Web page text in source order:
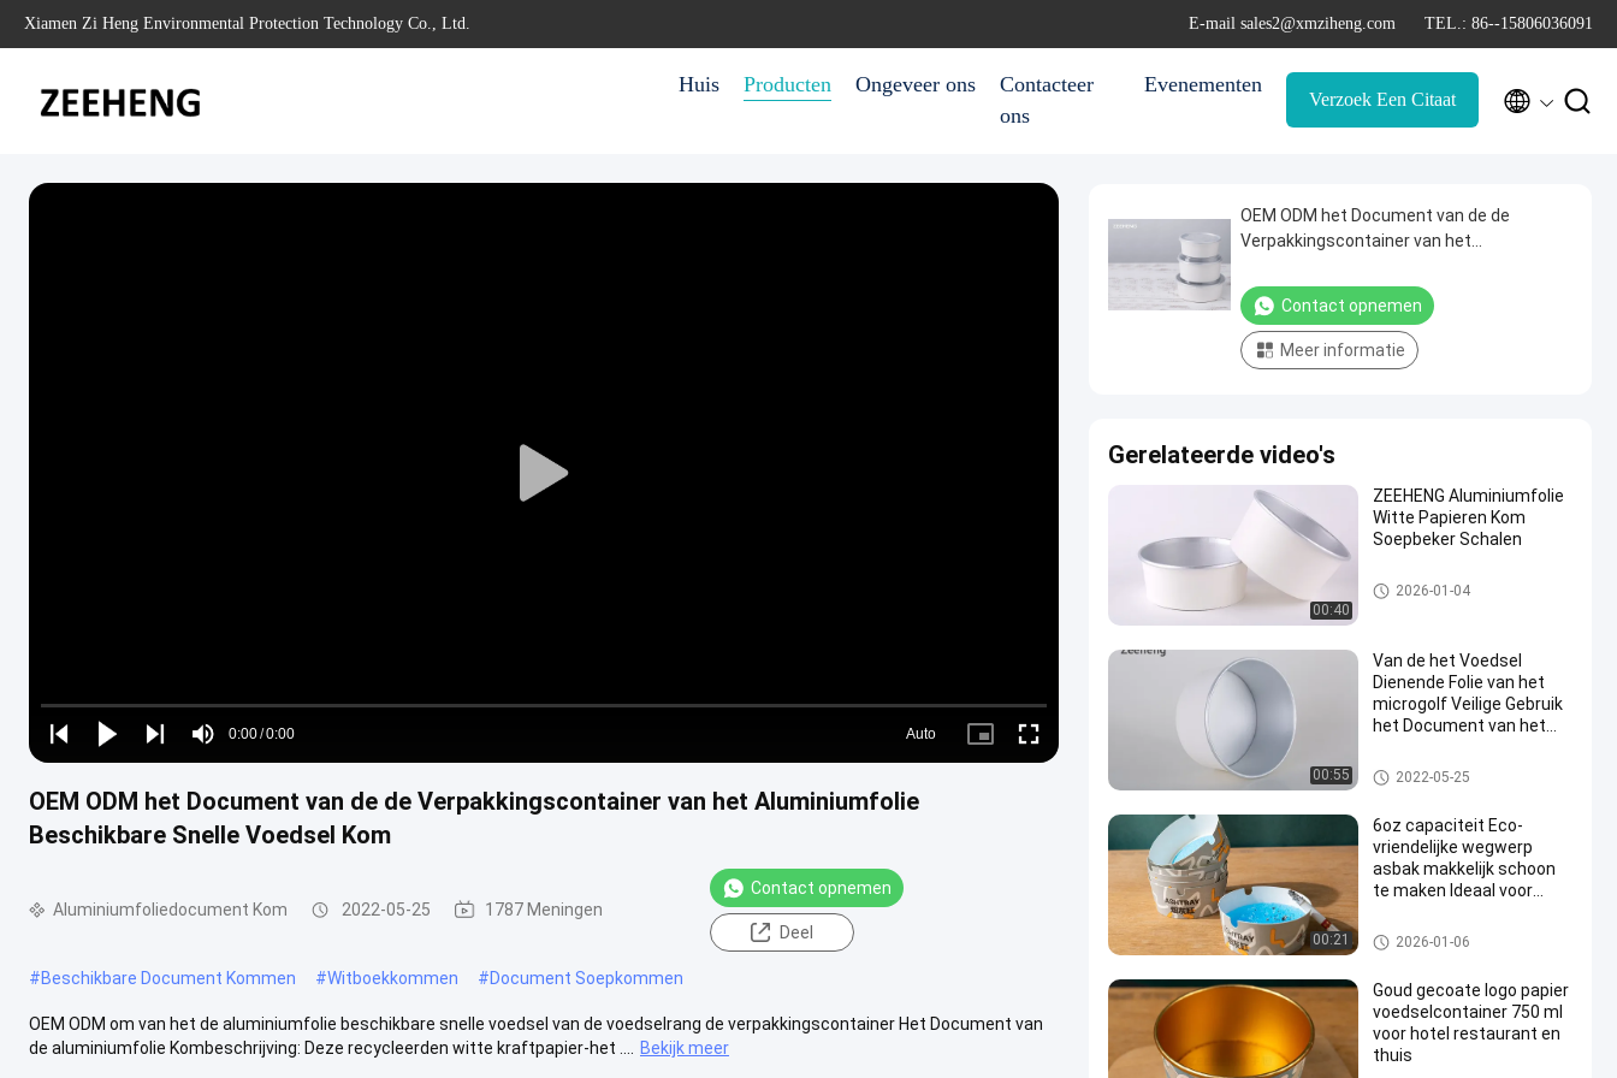
Xiamen Zi Heng Environmental Protection Technology Co., Ltd. E-mail sales2@xmziheng.com TEL.: 86--15806036091
Huis Producten Ongeveer ons
Contacteer
ons
Evenementen
Verzoek Een Citaat  
Play
Play
Play
Play
Mute
Time
0:00/0:00
Loaded:
0%
Auto
Picture- Fullscreen
OEM ODM het Document van de de Verpakkingscontainer van het Aluminiumfolie
Beschikbare Snelle Voedsel Kom
Aluminiumfoliedocument Kom 2022-05-25 1787 Meningen
Contact opnemen
Deel
#Beschikbare Document Kommen #Witboekkommen #Document Soepkommen
OEM ODM om van het de aluminiumfolie beschikbare snelle voedsel van de voedselrang de verpakkingscontainer Het Document van
de aluminiumfolie Kombeschrijving: Deze recycleerden witte kraftpapier-het ....
Bekijk meer
OEM ODM het Document van de de
Verpakkingscontainer van het
Kom
Contact opnemen
Meer informatie
Gerelateerde video's
00:40
ZEEHENG Aluminiumfolie
Witte Papieren Kom
Soepbeker Schalen
Aluminiumfoliedocument Kom
2026-01-04
00:55
Van de het Voedsel
Dienende Folie van het
microgolf Veilige Gebruik
het Document van het
Containers
Aluminiumfoliedocument Kom
2022-05-25
00:21
6oz capaciteit Eco-
vriendelijke wegwerp
asbak makkelijk schoon
te maken Ideaal voor
kantoren
Rechthoekige papieren kom
2026-01-06
Goud gecoate logo papier
voedselcontainer 750 ml
voor hotel restaurant en
thuis